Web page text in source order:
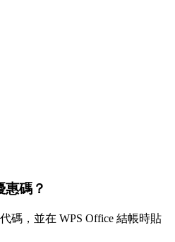
惠碼？
碼，並在 WPS Office 結帳時貼